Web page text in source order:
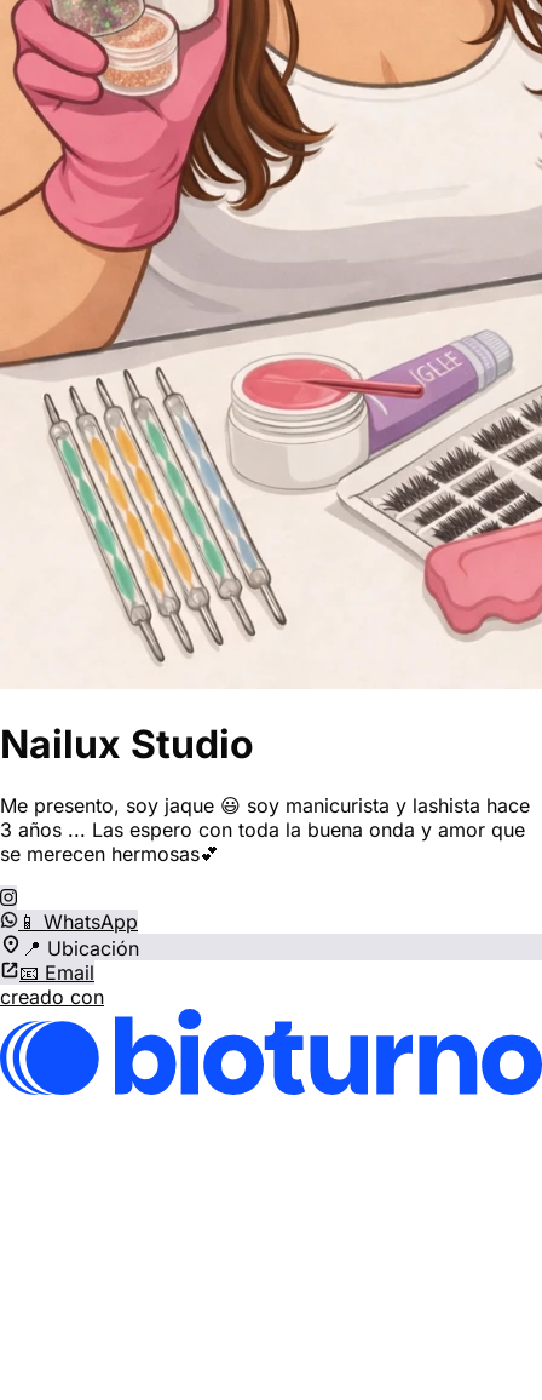
Nailux Studio
Me presento, soy jaque 😃 soy manicurista y lashista hace
3 años ... Las espero con toda la buena onda y amor que
se merecen hermosas💕
📱 WhatsApp
📍 Ubicación
📧 Email
creado con